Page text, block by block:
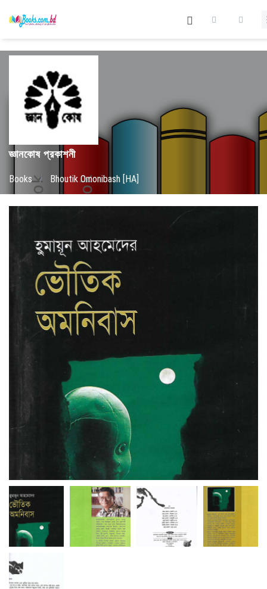
জ্ঞানকোষ প্রকাশনী
Books / Bhoutik Omonibash [HA]